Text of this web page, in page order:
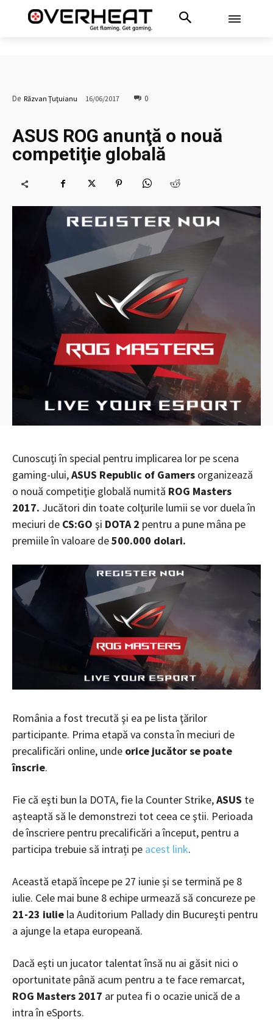
De Răzvan Ţuţuianu 16/06/2017 0
ASUS ROG anunţă o nouă
competiţie globală
Cunoscuţi în special pentru implicarea lor pe scena
gaming-ului,ASUS Republic of Gamers organizează
o nouă competiţie globală numită ROG Masters
2017. Jucători din toate colţurile lumii se vor duela în
meciuri de CS:GO şi DOTA 2 pentru a pune mâna pe
premiile în valoare de500.000 dolari.
România a fost trecută şi ea pe lista ţărilor
participante. Prima etapă va consta în meciuri de
precalificări online, unde orice jucător se poate
înscrie.
Fie că eşti bun la DOTA, fie la Counter Strike,ASUS te
aşteaptă să le demonstrezi tot ceea ce ştii. Perioada
de înscriere pentru precalificări a început, pentru a
participa trebuie să intrați pe acest link.
Această etapă începe pe 27 iunie și se termină pe 8
iulie. Cele mai bune 8 echipe urmează să concureze pe
21-23 iulie la Auditorium Pallady din Bucureşti pentru
a ajunge la etapa europeană.
Dacă eşti un jucator talentat însă nu ai găsit nici o
oportunitate până acum pentru a te face remarcat,
ROG Masters 2017 ar putea fi o ocazie unică de a
intra în eSports.